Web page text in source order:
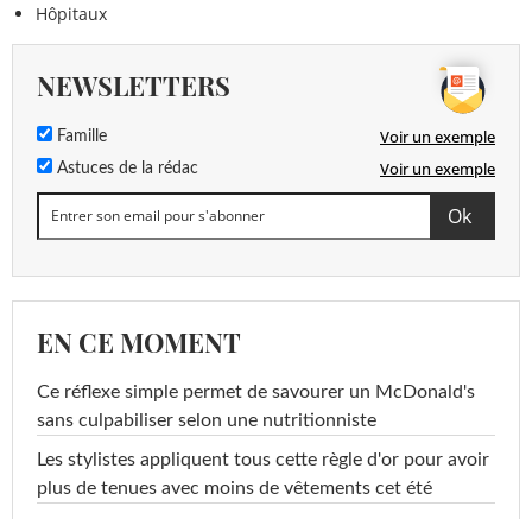
Hôpitaux
NEWSLETTERS
Famille Voir un exemple
Astuces de la rédac Voir un exemple
EN CE MOMENT
Ce réflexe simple permet de savourer un McDonald's
sans culpabiliser selon une nutritionniste
Les stylistes appliquent tous cette règle d'or pour avoir
plus de tenues avec moins de vêtements cet été